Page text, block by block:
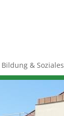
Bildung & Soziales